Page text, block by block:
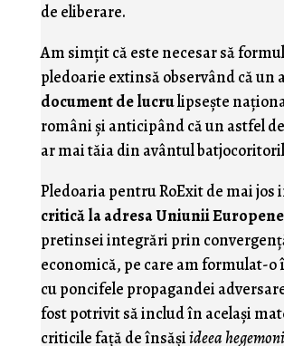
de eliberare.
Am simţit că este necesar să
pledoarie extinsă observând că un
document de lucrulipseşte
români şi anticipând că un astfel
ar mai tăia din avântul
Pledoaria pentru RoExit de mai jos
critică la adresa Uniunii Europene
pretinsei integrări prin
economică, pe care am formulat-o
cu poncifele propagandei
fost potrivit să includ în acelaşi
criticile faţă de însăşiideea